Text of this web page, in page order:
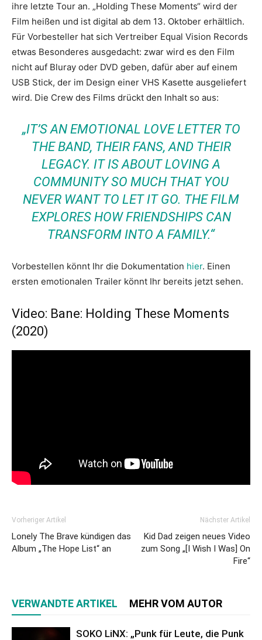
ihre letzte Tour an. „Holding These Moments“ wird der
Film heißen und ist digital ab dem 13. Oktober erhältlich.
Für Vorbesteller hat sich Vertreiber Equal Vision Records
etwas Besonderes ausgedacht: zwar wird es den Film
nicht auf Bluray oder DVD geben, dafür aber auf einem
USB Stick, der im Design einer VHS Kasette ausgeliefert
wird. Die Crew des Films drückt den Inhalt so aus:
„IT’S AN EMOTIONAL LOVE LETTER TO
THE BAND, THEIR FANS, AND THEIR
LEGACY. IT IS ABOUT LOVING A
COMMUNITY SO MUCH THAT YOU
NEVER WANT TO LET IT GO. THE FILM
EXPLORES HOW FRIENDSHIPS CAN
TRANSFORM INTO A FAMILY.“
Vorbestellen könnt Ihr die Dokumentation hier. Einen
ersten emotionalen Trailer könnt Ihr bereits jetzt sehen.
Video: Bane: Holding These Moments
(2020)
Vorheriger Artikel
Lonely The Brave kündigen das
Album „The Hope List“ an
Nächster Artikel
Kid Dad zeigen neues Video
zum Song „[I Wish I Was] On
Fire“
VERWANDTE ARTIKEL MEHR VOM AUTOR
SOKO LiNX: „Punk für Leute, die Punk